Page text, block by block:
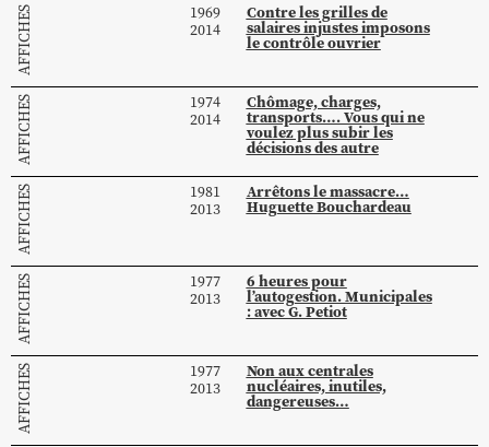
AFFICHES
1969
2014
Contre les grilles de
salaires injustes imposons
le contrôle ouvrier
AFFICHES
1974
2014
Chômage, charges,
transports…. Vous qui ne
voulez plus subir les
décisions des autre
AFFICHES
1981
2013
Arrêtons le massacre…
Huguette Bouchardeau
AFFICHES
1977
2013
6 heures pour
l’autogestion. Municipales
: avec G. Petiot
AFFICHES
1977
2013
Non aux centrales
nucléaires, inutiles,
dangereuses…